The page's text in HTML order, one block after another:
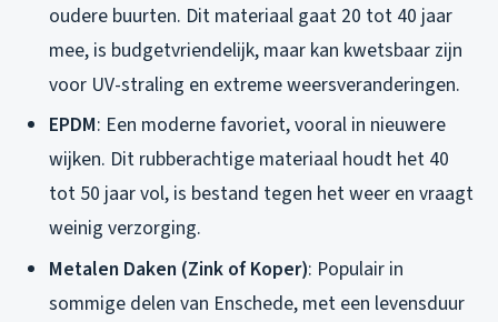
oudere buurten. Dit materiaal gaat 20 tot 40 jaar
mee, is budgetvriendelijk, maar kan kwetsbaar zijn
voor UV-straling en extreme weersveranderingen.
EPDM: Een moderne favoriet, vooral in nieuwere
wijken. Dit rubberachtige materiaal houdt het 40
tot 50 jaar vol, is bestand tegen het weer en vraagt
weinig verzorging.
Metalen Daken (Zink of Koper): Populair in
sommige delen van Enschede, met een levensduur